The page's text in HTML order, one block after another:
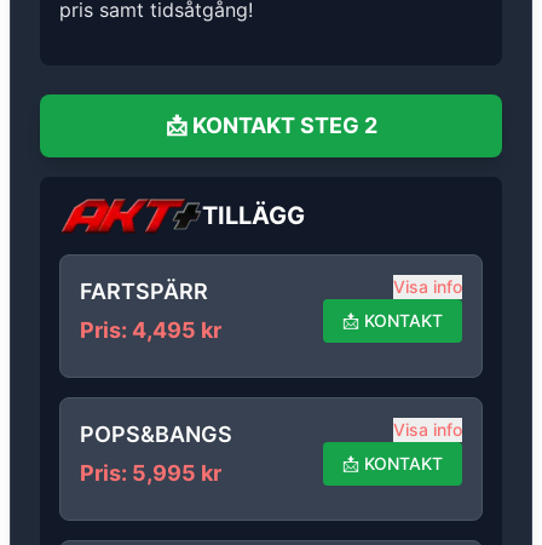
pris samt tidsåtgång!
📩 KONTAKT STEG 2
TILLÄGG
FARTSPÄRR
Pris: 4,495 kr
Visa info
📩 KONTAKT
POPS&BANGS
Pris: 5,995 kr
Visa info
📩 KONTAKT